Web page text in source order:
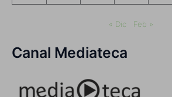
« Dic Feb »
Canal Mediateca